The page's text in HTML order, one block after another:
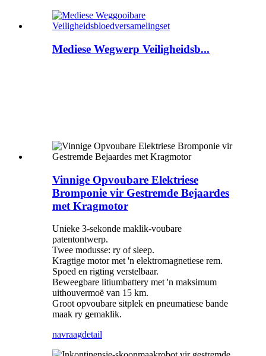
Mediese Wegwerp Veiligheidsb...
Vinnige Opvoubare Elektriese
Bromponie vir Gestremde Bejaardes
met Kragmotor
Unieke 3-sekonde maklik-voubare
patentontwerp.
Twee modusse: ry of sleep.
Kragtige motor met 'n elektromagnetiese rem.
Spoed en rigting verstelbaar.
Beweegbare litiumbattery met 'n maksimum
uithouvermoë van 15 km.
Groot opvoubare sitplek en pneumatiese bande
maak ry gemaklik.
navraagdetail